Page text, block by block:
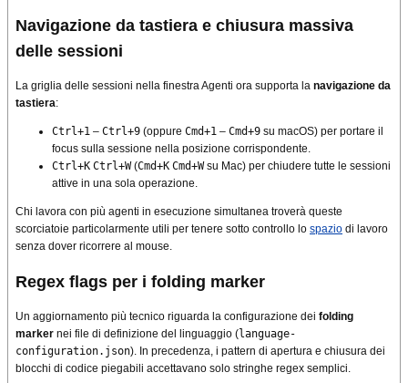
Navigazione da tastiera e chiusura massiva
delle sessioni
La griglia delle sessioni nella finestra Agenti ora supporta la navigazione da
tastiera:
Ctrl+1 – Ctrl+9 (oppure Cmd+1 – Cmd+9 su macOS) per portare il
focus sulla sessione nella posizione corrispondente.
Ctrl+K Ctrl+W(Cmd+K Cmd+Wsu Mac) per chiudere tutte le sessioni
attive in una sola operazione.
Chi lavora con più agenti in esecuzione simultanea troverà queste
scorciatoie particolarmente utili per tenere sotto controllo lo spazio di lavoro
senza dover ricorrere al mouse.
Regex flags per i folding marker
Un aggiornamento più tecnico riguarda la configurazione dei folding
marker nei file di definizione del linguaggio (language-
configuration.json). In precedenza, i pattern di apertura e chiusura dei
blocchi di codice piegabili accettavano solo stringhe regex semplici.